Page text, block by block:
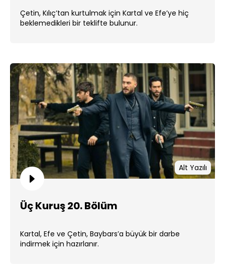
Çetin, Kılıç’tan kurtulmak için Kartal ve Efe’ye hiç
beklemedikleri bir teklifte bulunur.
Alt Yazılı
Üç Kuruş 20. Bölüm
Kartal, Efe ve Çetin, Baybars’a büyük bir darbe
indirmek için hazırlanır.